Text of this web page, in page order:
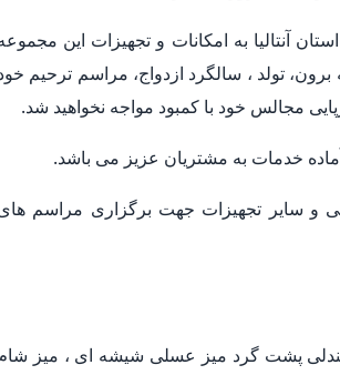
آنتالیا به امکانات و تجهیزات این
تولد ، سالگرد ازدواج، مراسم ترحیم
مجالس خود با کمبود مواجه نخواهید شد.
خدمات به مشتریان عزیز می باشد.
و سایر تجهیزات جهت برگزاری مراسم
صندلی پشت گرد میز عسلی شیشه ای ، میز